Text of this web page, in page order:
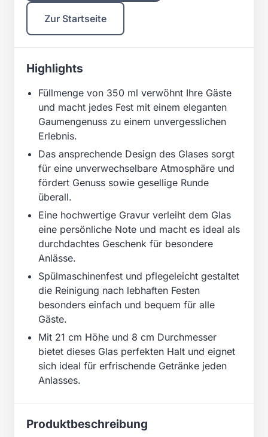
Zur Startseite
Highlights
Füllmenge von 350 ml verwöhnt Ihre Gäste
und macht jedes Fest mit einem eleganten
Gaumengenuss zu einem unvergesslichen
Erlebnis.
Das ansprechende Design des Glases sorgt
für eine unverwechselbare Atmosphäre und
fördert Genuss sowie gesellige Runde
überall.
Eine hochwertige Gravur verleiht dem Glas
eine persönliche Note und macht es ideal als
durchdachtes Geschenk für besondere
Anlässe.
Spülmaschinenfest und pflegeleicht gestaltet
die Reinigung nach lebhaften Festen
besonders einfach und bequem für alle
Gäste.
Mit 21 cm Höhe und 8 cm Durchmesser
bietet dieses Glas perfekten Halt und eignet
sich ideal für erfrischende Getränke jeden
Anlasses.
Produktbeschreibung